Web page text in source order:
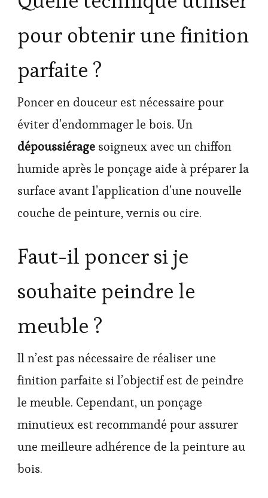
pour obtenir une finition
parfaite ?
Poncer en douceur est nécessaire pour
éviter d’endommager le bois. Un
dépoussiérage soigneux avec un chiffon
humide après le ponçage aide à préparer la
surface avant l’application d’une nouvelle
couche de peinture, vernis ou cire.
Faut-il poncer si je
souhaite peindre le
meuble ?
Il n’est pas nécessaire de réaliser une
finition parfaite si l’objectif est de peindre
le meuble. Cependant, un ponçage
minutieux est recommandé pour assurer
une meilleure adhérence de la peinture au
bois.